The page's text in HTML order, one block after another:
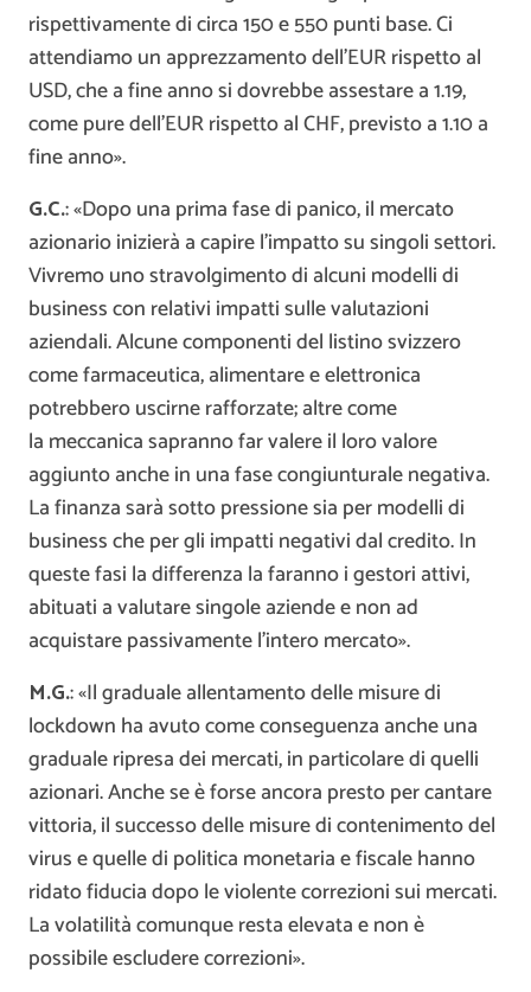
rispettivamente di circa 150 e 550 punti base. Ci
attendiamo un apprezzamento dell’EUR rispetto al
USD, che a fine anno si dovrebbe assestare a 1.19,
come pure dell’EUR rispetto al CHF, previsto a 1.10 a
fine anno».
G.C.: «Dopo una prima fase di panico, il mercato
azionario inizierà a capire l’impatto su singoli settori.
Vivremo uno stravolgimento di alcuni modelli di
business con relativi impatti sulle valutazioni
aziendali. Alcune componenti del listino svizzero
come farmaceutica, alimentare e elettronica
potrebbero uscirne rafforzate; altre come
la meccanica sapranno far valere il loro valore
aggiunto anche in una fase congiunturale negativa.
La finanza sarà sotto pressione sia per modelli di
business che per gli impatti negativi dal credito. In
queste fasi la differenza la faranno i gestori attivi,
abituati a valutare singole aziende e non ad
acquistare passivamente l’intero mercato».
M.G.: «Il graduale allentamento delle misure di
lockdown ha avuto come conseguenza anche una
graduale ripresa dei mercati, in particolare di quelli
azionari. Anche se è forse ancora presto per cantare
vittoria, il successo delle misure di contenimento del
virus e quelle di politica monetaria e fiscale hanno
ridato fiducia dopo le violente correzioni sui mercati.
La volatilità comunque resta elevata e non è
possibile escludere correzioni».